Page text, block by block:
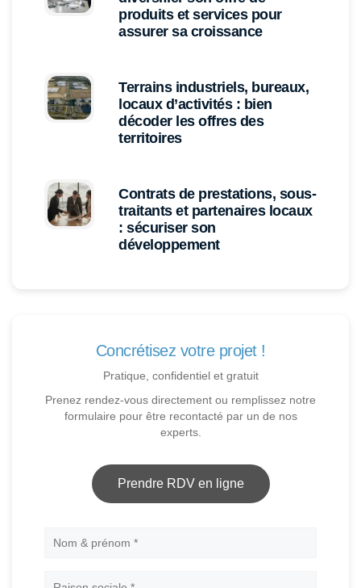
produits et services pour
assurer sa croissance
Terrains industriels, bureaux,
locaux d’activités : bien
décoder les offres des
territoires
Contrats de prestations, sous-
traitants et partenaires locaux
: sécuriser son
développement
Concrétisez votre projet !
Pratique, confidentiel et gratuit
Prenez rendez-vous directement ou remplissez notre
formulaire pour être recontacté par un de nos
experts.
Prendre RDV en ligne